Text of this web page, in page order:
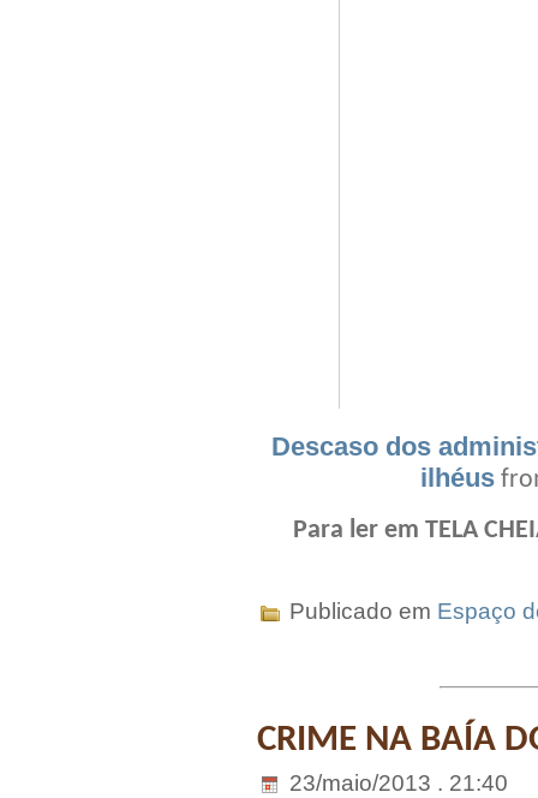
Descaso dos
ilhéus
Para ler em TELA
Publicado em Espaço
CRIME NA BAÍA
23/maio/2013 . 21:40